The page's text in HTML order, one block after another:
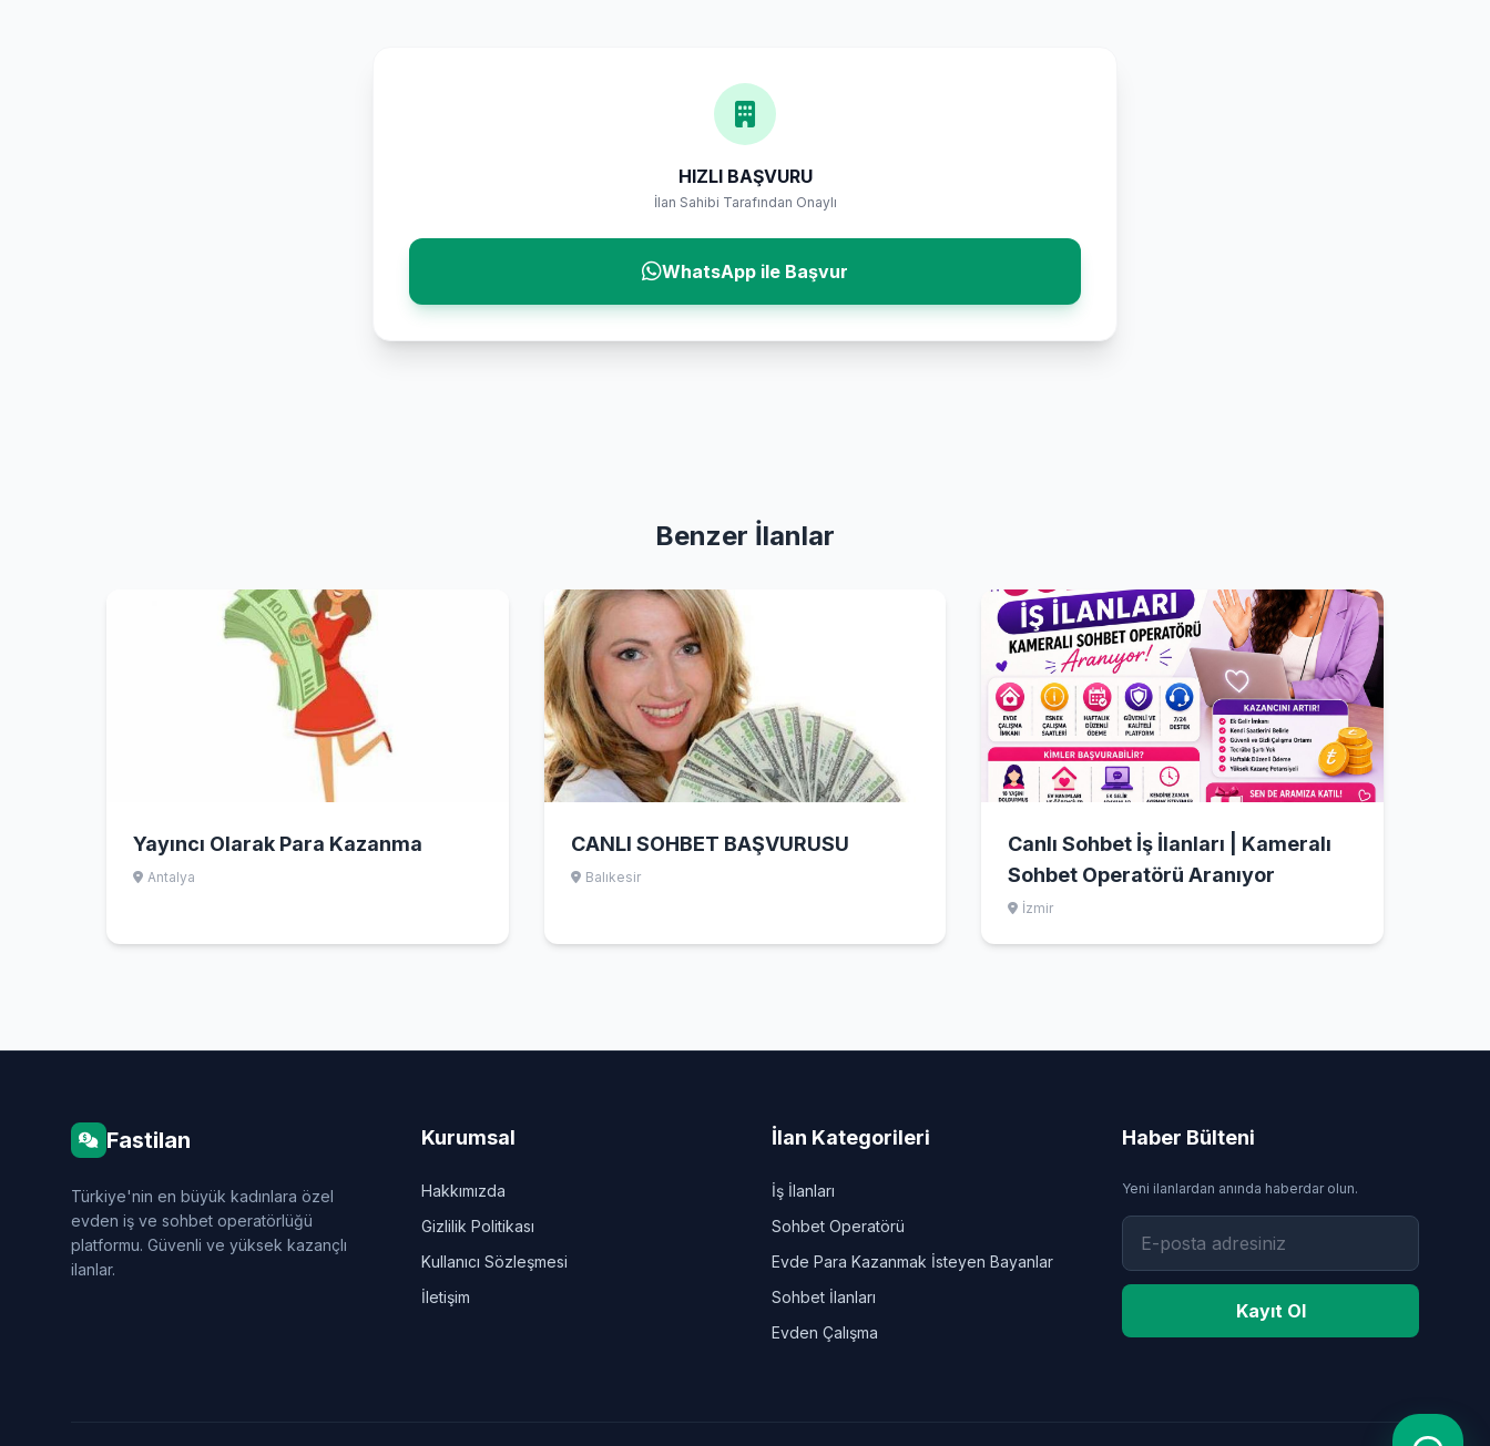
HIZLI BAŞVURU
İlan Sahibi Tarafından Onaylı
WhatsApp ile Başvur
Benzer İlanlar
Yayıncı Olarak Para Kazanma
Antalya
CANLI SOHBET BAŞVURUSU
Balıkesir
Canlı Sohbet İş İlanları | Kameralı
Sohbet Operatörü Aranıyor
İzmir
Fastilan
Türkiye'nin en büyük kadınlara özel
evden iş ve sohbet operatörlüğü
platformu. Güvenli ve yüksek kazançlı
ilanlar.
Kurumsal
Hakkımızda
Gizlilik Politikası
Kullanıcı Sözleşmesi
İletişim
İlan Kategorileri
İş İlanları
Sohbet Operatörü
Evde Para Kazanmak İsteyen Bayanlar
Sohbet İlanları
Evden Çalışma
Haber Bülteni
Yeni ilanlardan anında haberdar olun.
Kayıt Ol